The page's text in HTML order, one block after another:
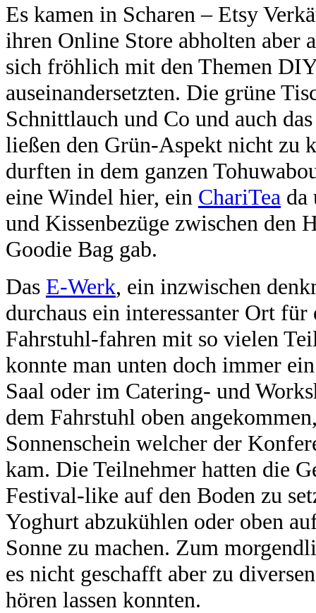
Es kamen in Scharen – Etsy
ihren Online Store abholten aber
sich fröhlich mit den Themen
auseinandersetzten. Die grüne
Schnittlauch und Co und auch
ließen den Grün-Aspekt nicht zu
durften in dem ganzen
eine Windel hier, ein ChariTea da
und Kissenbezüge zwischen den
Goodie Bag gab.
Das E-Werk, ein inzwischen
durchaus ein interessanter Ort
Fahrstuhl-fahren mit so vielen
konnte man unten doch immer
Saal oder im Catering- und
dem Fahrstuhl oben
Sonnenschein welcher der
kam. Die Teilnehmer hatten die
Festival-like auf den Boden zu
Yoghurt abzukühlen oder oben
Sonne zu machen. Zum
es nicht geschafft aber zu
hören lassen konnten.